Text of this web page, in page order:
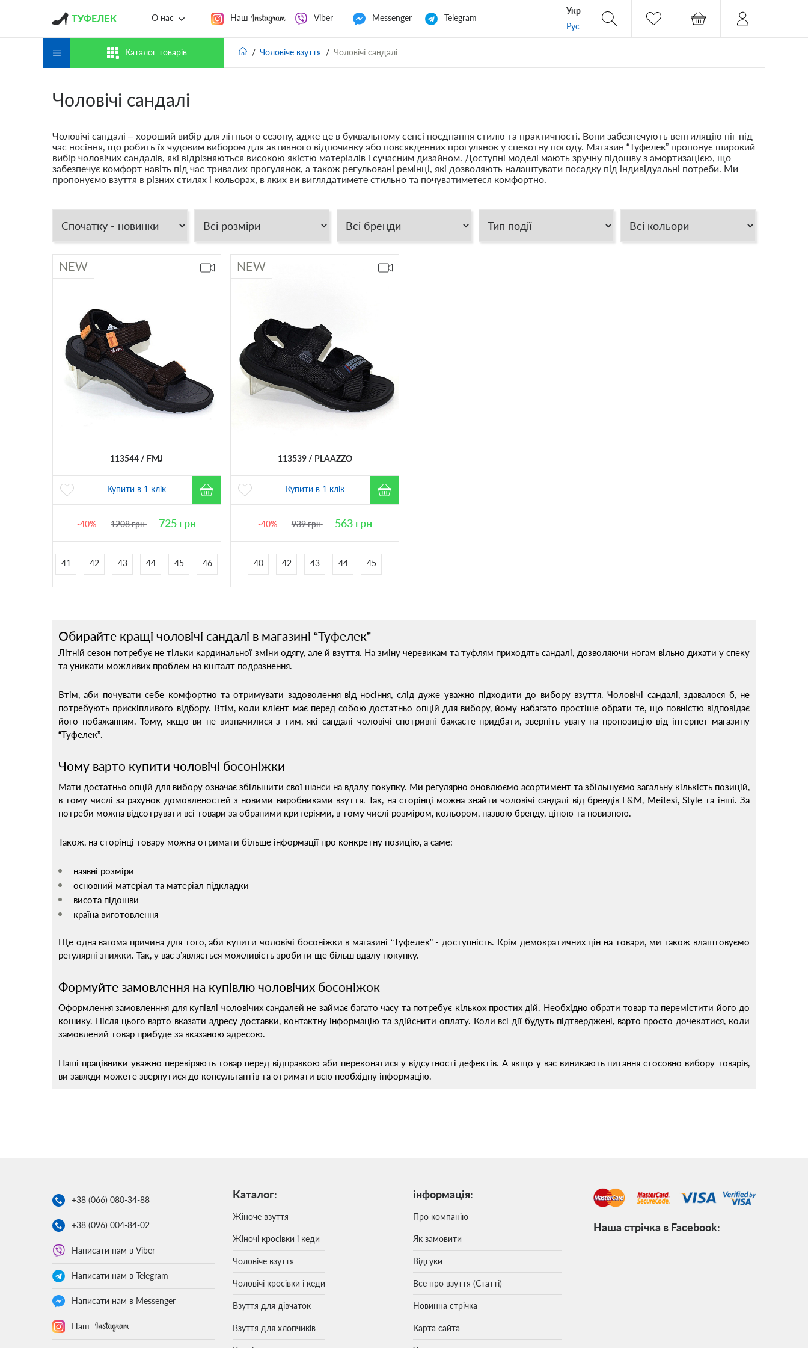
О нас Наш Viber Messenger Telegram
Укр
Рус
Каталог товарів Чоловіче взуття Чоловічі сандалі
Чоловічі сандалі
Чоловічі сандалі – хороший вибір для літнього сезону, адже це в буквальному сенсі поєднання стилю та практичності. Вони забезпечують вентиляцію ніг під
час носіння, що робить їх чудовим вибором для активного відпочинку або повсякденних прогулянок у спекотну погоду. Магазин “Туфелек” пропонує широкий
вибір чоловічих сандалів, які відрізняються високою якістю матеріалів і сучасним дизайном. Доступні моделі мають зручну підошву з амортизацією, що
забезпечує комфорт навіть під час тривалих прогулянок, а також регульовані ремінці, які дозволяють налаштувати посадку під індивідуальні потреби. Ми
пропонуємо взуття в різних стилях і кольорах, в яких ви виглядатимете стильно та почуватиметеся комфортно.
113544 FMJ
Купити в 1 клік
-40% 1208грн 725 грн
41 42 43 44 45 46
113539 PLAAZZO
Купити в 1 клік
-40% 939грн 563грн
40 42 43 44 45
Обирайте кращі чоловічі сандалі в магазині “Туфелек”
Літній сезон потребує не тільки кардинальної зміни одягу, але й взуття. На зміну черевикам та туфлям приходять сандалі, дозволяючи ногам вільно дихати у спеку
та уникати можливих проблем на кшталт подразнення.
Втім, аби почувати себе комфортно та отримувати задоволення від носіння, слід дуже уважно підходити до вибору взуття. Чоловічі сандалі, здавалося б, не
потребують прискіпливого відбору. Втім, коли клієнт має перед собою достатньо опцій для вибору, йому набагато простіше обрати те, що повністю відповідає
його побажанням. Тому, якщо ви не визначилися з тим, які сандалі чоловічі спотривні бажаєте придбати, зверніть увагу на пропозицію від інтернет-магазину
“Туфелек”.
Чому варто купити чоловічі босоніжки
Мати достатньо опцій для вибору означає збільшити свої шанси на вдалу покупку. Ми регулярно оновлюємо асортимент та збільшуємо загальну кількість позицій,
в тому числі за рахунок домовленостей з новими виробниками взуття. Так, на сторінці можна знайти чоловічі сандалі від брендів L&M, Meitesi, Style та інші. За
потреби можна відсотрувати всі товари за обраними критеріями, в тому числі розміром, кольором, назвою бренду, ціною та новизною.
Також, на сторінці товару можна отримати більше інформації про конкретну позицію, а саме:
наявні розміри
основний матеріал та матеріал підкладки
висота підошви
країна виготовлення
Ще одна вагома причина для того, аби купити чоловічі босоніжки в магазині “Туфелек” - доступність. Крім демократичних цін на товари, ми також влаштовуємо
регулярні знижки. Так, у вас з’являється можливість зробити ще більш вдалу покупку.
Формуйте замовлення на купівлю чоловічих босоніжок
Оформлення замовленння для купівлі чоловічих сандалей не займає багато часу та потребує кількох простих дій. Необхідно обрати товар та перемістити його до
кошику. Після цього варто вказати адресу доставки, контактну інформацію та здійснити оплату. Коли всі дії будуть підтверджені, варто просто дочекатися, коли
замовлений товар прибуде за вказаною адресою.
Наші працівники уважно перевіряють товар перед відправкою аби переконатися у відсутності дефектів. А якщо у вас виникають питання стосовно вибору товарів,
ви завжди можете звернутися до консультантів та отримати всю необхідну інформацію.
+38 (066) 080-34-88
+38 (096) 004-84-02
Написати нам в Viber
Написати нам в Telegram
Написати нам в Messenger
Наш
Каталог:
Жіноче взуття
Жіночі кросівки і кеди
Чоловіче взуття
Чоловічі кросівки і кеди
Взуття для дівчаток
Взуття для хлопчиків
інформація:
Про компанію
Як замовити
Відгуки
Все про взуття (Статті)
Новинна стрічка
Карта сайта
Наша стрічка в Facebook: